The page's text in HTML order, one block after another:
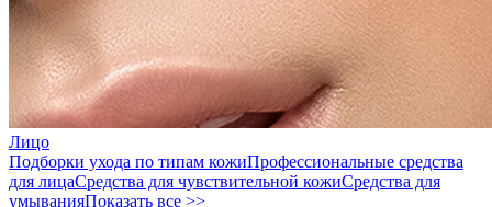
Лицо
Подборки ухода по типам кожиПрофессиональные средства
для лицаСредства для чувствительной кожиСредства для
умыванияПоказать все >>